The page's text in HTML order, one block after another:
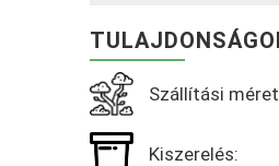
Szállítási
Kiszerelés: